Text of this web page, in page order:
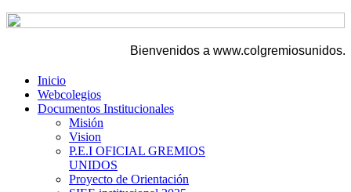
Bienvenidos a
Inicio
Webcolegios
Documentos Institucionales
Misión
Vision
P.E.I OFICIAL GREMIOS
UNIDOS
Proyecto de Orientación